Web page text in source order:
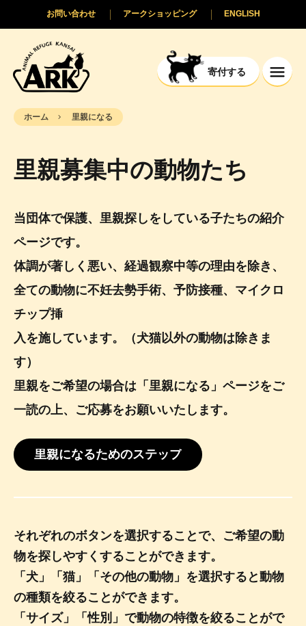
寄付する
ENGLISH
アークショッピング
お問い合わせ
ホーム 里親になる
里親募集中の動物たち
当団体で保護、里親探しをしている子たちの紹介
ページです。
体調が著しく悪い、経過観察中等の理由を除き、
全ての動物に不妊去勢手術、予防接種、マイクロ
チップ挿
入を施しています。（犬猫以外の動物は除きま
す）
里親をご希望の場合は「里親になる」ページをご
一読の上、ご応募をお願いいたします。
里親になるためのステップ
それぞれのボタンを選択することで、ご希望の動
物を探しやすくすることができます。
「犬」「猫」「その他の動物」を選択すると動物
の種類を絞ることができます。
「サイズ」「性別」で動物の特徴を絞ることがで